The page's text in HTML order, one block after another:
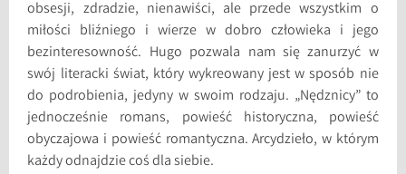
obsesji, zdradzie, nienawiści, ale przede wszystkim o
miłości bliźniego i wierze w dobro człowieka i jego
bezinteresowność. Hugo pozwala nam się zanurzyć w
swój literacki świat, który wykreowany jest w sposób nie
do podrobienia, jedyny w swoim rodzaju. „Nędznicy” to
jednocześnie romans, powieść historyczna, powieść
obyczajowa i powieść romantyczna. Arcydzieło, w którym
każdy odnajdzie coś dla siebie.